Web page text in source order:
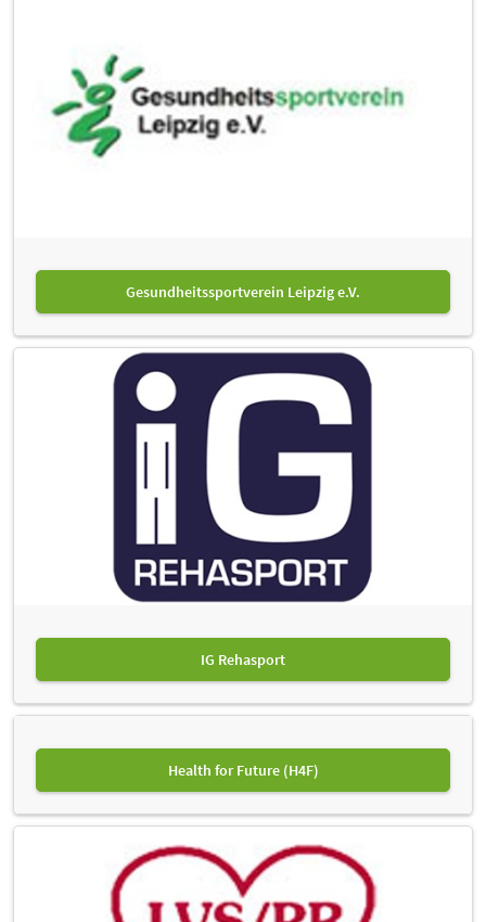
Gesundheitssportverein Leipzig e.V.
IG Rehasport
Health for Future (H4F)